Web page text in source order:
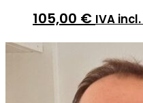
105,00 € IVA incl.